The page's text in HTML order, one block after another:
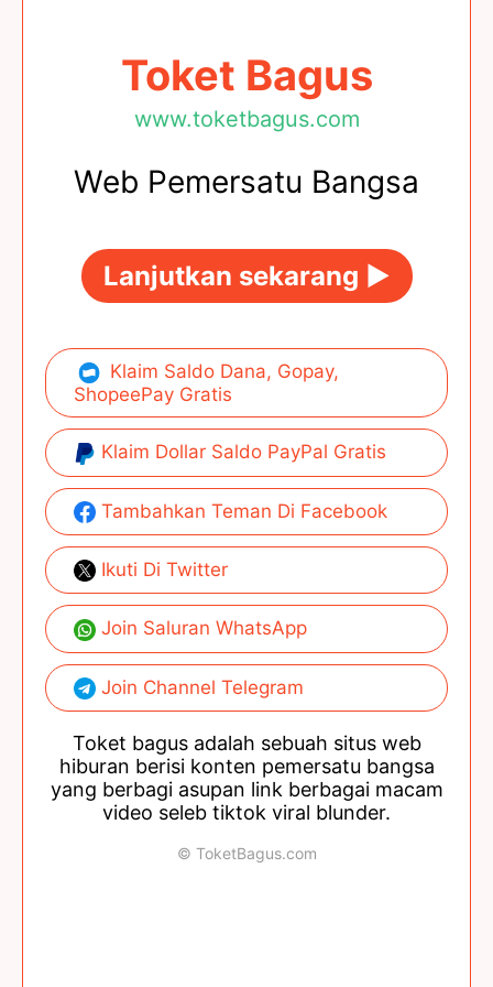
Toket Bagus
www.toketbagus.com
Web Pemersatu Bangsa
Lanjutkan sekarang ►
Klaim Saldo Dana, Gopay,
ShopeePay Gratis
Klaim Dollar Saldo PayPal Gratis
Tambahkan Teman Di Facebook
Ikuti Di Twitter
Join Saluran WhatsApp
Join Channel Telegram
Toket bagus adalah sebuah situs web
hiburan berisi konten pemersatu bangsa
yang berbagi asupan link berbagai macam
video seleb tiktok viral blunder.
© ToketBagus.com